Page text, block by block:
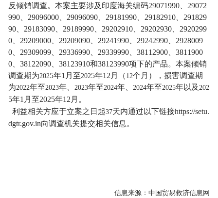
反倾销调查。本案主要涉及印度海关编码29071990
29072
990
29096000 29096090 29181990 29182910
291829
90
29183090 29189990 29202910 29202930
2920299
0
29209000 29209090 29241990 29242990
2928009
0
29309099 29336990 29339990 、38112900 、3811900
0 、38122090 、38123910和38123990项下的产品。本案倾销
调查期为2025年1 月至2025年12 月（ 12个月），损害调查期
为2022年至2023年、 2023年至2024年、 2024年至2025年以及 202
5年1 月至2025年12 月 。
利益相关方应于立案之日起37天内通过 以下链接https://setu.
dgtr.gov.in向调查机关提交相关信息。
信息来源：中国贸易救济信息网